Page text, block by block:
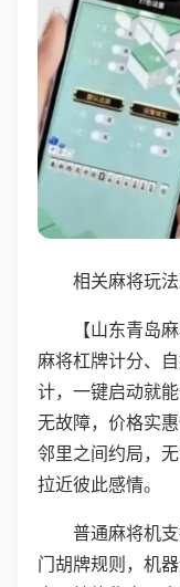
相关麻将玩
【山东青岛
麻将杠牌计分、
计，一键启动就
无故障，价格实
邻里之间约局，
拉近彼此感情。
普通麻将机
门胡牌规则，机